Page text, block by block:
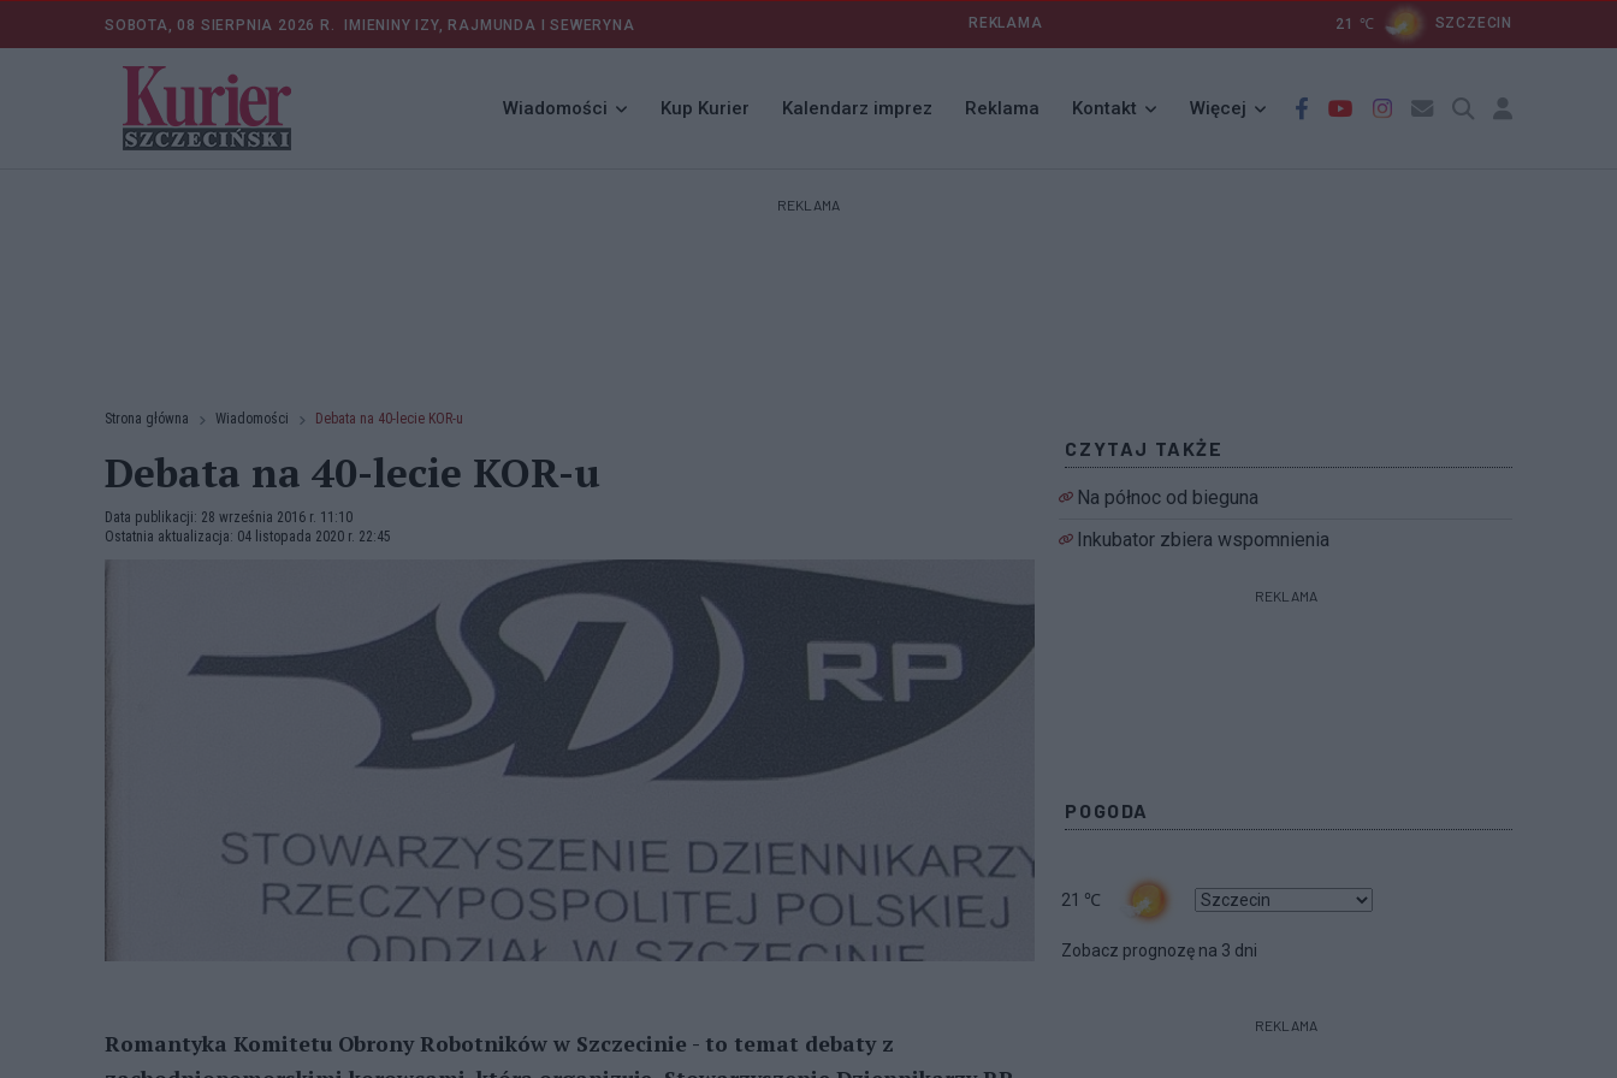
SOBOTA, 08 SIERPNIA 2026 R. IMIENINY IZY, RAJMUNDA I SEWERYNA REKLAMA 21 ℃ SZCZECIN
Wiadomości Kup Kurier Kalendarz imprez Reklama Kontakt Więcej
REKLAMA
Strona główna Wiadomości Debata na 40-lecie KOR-u
Debata na 40-lecie KOR-u
Data publikacji: 28 września 2016 r. 11:10
Ostatnia aktualizacja: 04 listopada 2020 r. 22:45
Romantyka Komitetu Obrony Robotników w Szczecinie - to temat debaty z
CZYTAJ TAKŻE
Na północ od bieguna
Inkubator zbiera wspomnienia
REKLAMA
POGODA
21 ℃
Zobacz prognozę na 3 dni
REKLAMA